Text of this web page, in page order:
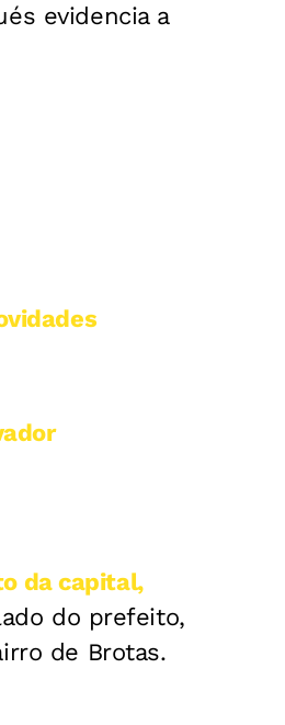
evidencia a
da capital,
do prefeito,
de Brotas.